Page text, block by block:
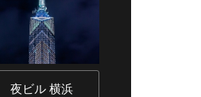
夜ビル 横浜